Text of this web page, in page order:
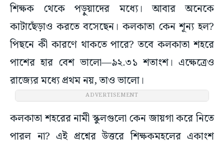
শিক্ষক থেকে পড়ুয়াদের মধ্যে। আবার অনেকে
কাটাছেঁড়াও করতে বসেছেন। কলকাতা কেন শূন্য হল?
পিছনে কী কারণে থাকতে পারে? তবে কলকাতা শহরে
পাশের হার বেশ ভালো—৯২.৩১ শতাংশ। এক্ষেত্রেও
রাজ্যের মধ্যে প্রথম নয়, তাও ভালো।
ADVERTISEMENT
কলকাতা শহরের নামী স্কুলগুলো কেন জায়গা করে নিতে
পারল না? এই প্রশ্নের উত্তরে শিক্ষকমহলের একাংশ